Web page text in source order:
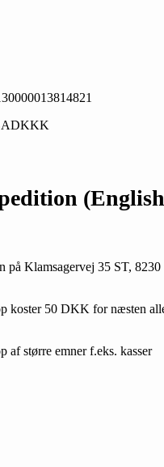
(English
på Klamsagervej 35 ST, 8230
koster 50 DKK for næsten
af større emner f.eks. kasser